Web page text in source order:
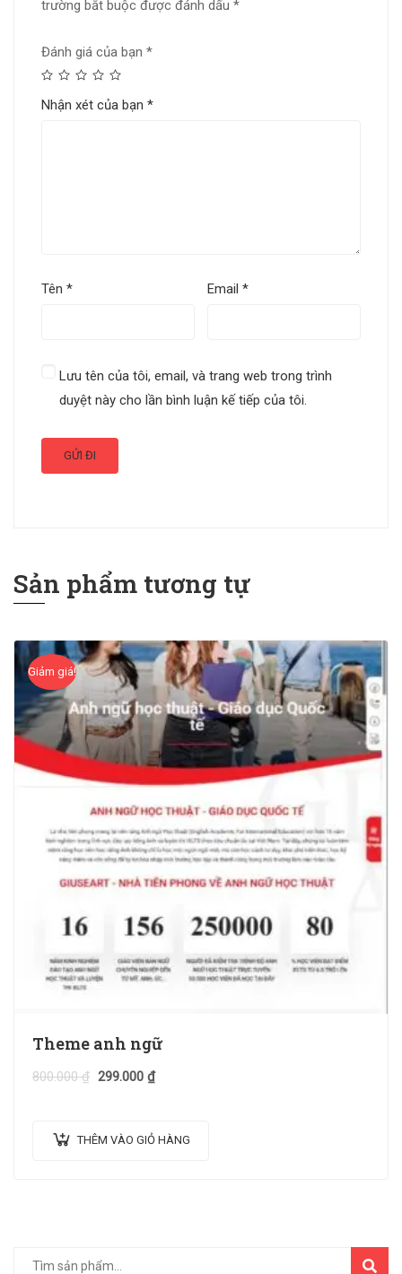
trường bắt buộc được đánh dấu *
Đánh giá của bạn *
Nhận xét của bạn *
Tên * Email*
Lưu tên của tôi, email, và trang web trong trình
duyệt này cho lần bình luận kế tiếp của tôi.
Sản phẩm tương tự
Giảm giá!
Theme anh ngữ
800.000₫ 299.000 ₫
THÊM VÀO GIỎ HÀNG
TÌM